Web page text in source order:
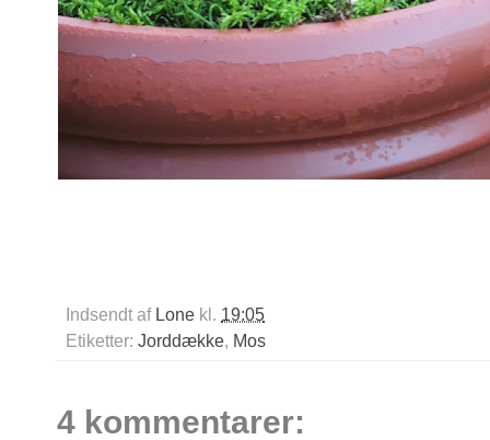
Indsendt af Lone kl. 19:05
Etiketter: Jorddække, Mos
4 kommentarer: